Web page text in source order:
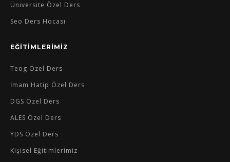
Üniversite Özel Ders
Seo Ders Hocası
EĞİTİMLERİMİZ
Teog Özel Ders
İmam Hatip Özel Ders
DGS Özel Ders
ALES Özel Ders
YDS Özel Ders
Kişisel Eğitimlerimiz